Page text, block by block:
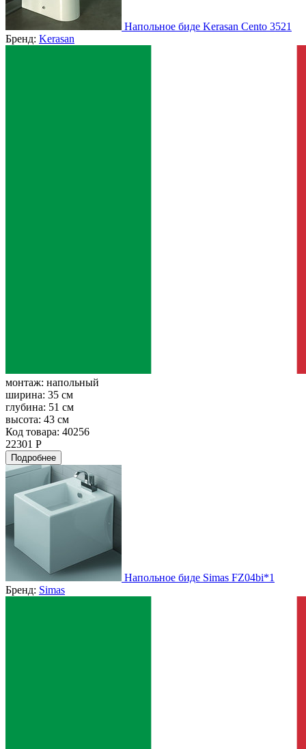
Напольное биде Kerasan Cento 3521
Бренд: Kerasan
монтаж: напольный
ширина: 35 см
глубина: 51 см
высота: 43 см
Код товара: 40256
22301 Р
Подробнее
Напольное биде Simas FZ04bi*1
Бренд: Simas